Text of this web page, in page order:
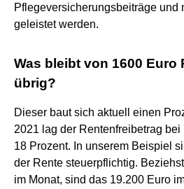
Pflegeversicherungsbeiträge und
geleistet werden.
Was bleibt von 1600 Euro
übrig?
Dieser baut sich aktuell einen
2021 lag der Rentenfreibetrag
18 Prozent. In unserem Beispiel
der Rente steuerpflichtig.
im Monat, sind das 19.200 Euro